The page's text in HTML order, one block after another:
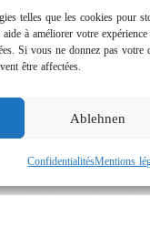
telles que les cookies pour
à améliorer votre
Si vous ne donnez pas votre
être affectées.
Ablehnen
ConfidentialitésMentions